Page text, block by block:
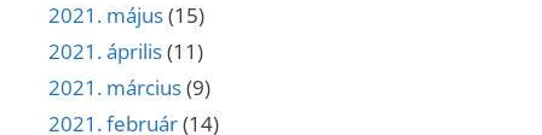
2021. május(15)
2021. április(11)
2021. március(9)
2021. február(14)